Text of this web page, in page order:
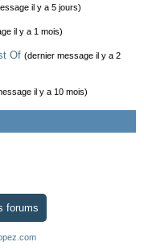
il y a 5 jours)
il y a 1 mois)
Of (dernier message il y a 2
il y a 10 mois)
forums